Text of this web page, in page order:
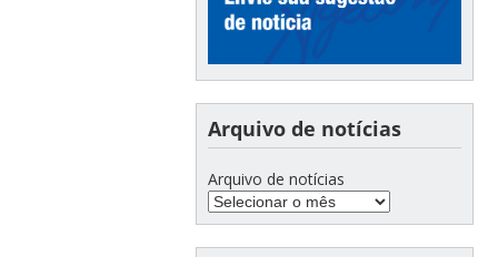
Arquivo de notícias
Arquivo de notícias